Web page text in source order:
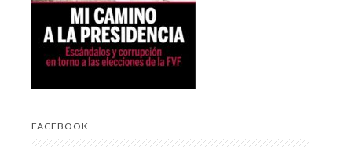
FACEBOOK